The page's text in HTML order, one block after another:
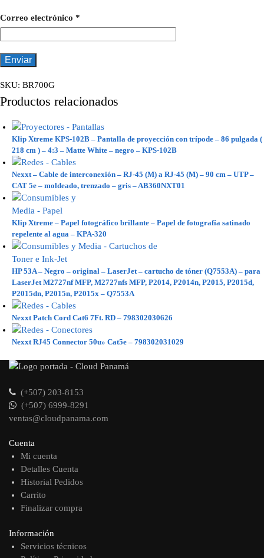
Correo electrónico *
SKU: BR700G
Productos relacionados
Klip Xtreme KPS-102B – Pantalla de proyección con trípode – 86 pulgada (
218 cm ) – 4:3 – Matte White – negro – KPS-102B
Nexxt – Cable de interconexión – RJ-45 (M) a RJ-45 (M) – 90 cm – UTP –
CAT 5e – moldeado, trenzado – gris – AB360NXT01
Klip Xtreme – Papel fotográfico brillante – Papel de fotografía satinado
repelente al agua – KPA-320
HP 53A – Negro – original – LaserJet – cartucho de tóner (Q7553A) – para
LaserJet M2727nf MFP, M2727nfs MFP, P2014, P2014n, P2015, P2015d,
P2015dn, P2015n, P2015x – Q7553A
Nexxt Patch Cord Cat6 7Ft. RD – 798302030626
Nexxt RJ45 Connector 50u» Cat5e – 798302031029
(+507) 203-8153
(+507) 6999-8291
ventas@cloudpanama.com
Cuenta
Mi cuenta
Detalles Cuenta
Historial Pedidos
Carrito
Finalizar compra
Información
Servicios técnicos